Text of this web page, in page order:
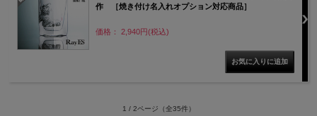
作 ［焼き付け名入れオプション対応商品］
価格： 2,940円(税込)
1 / 2ページ （全35件）